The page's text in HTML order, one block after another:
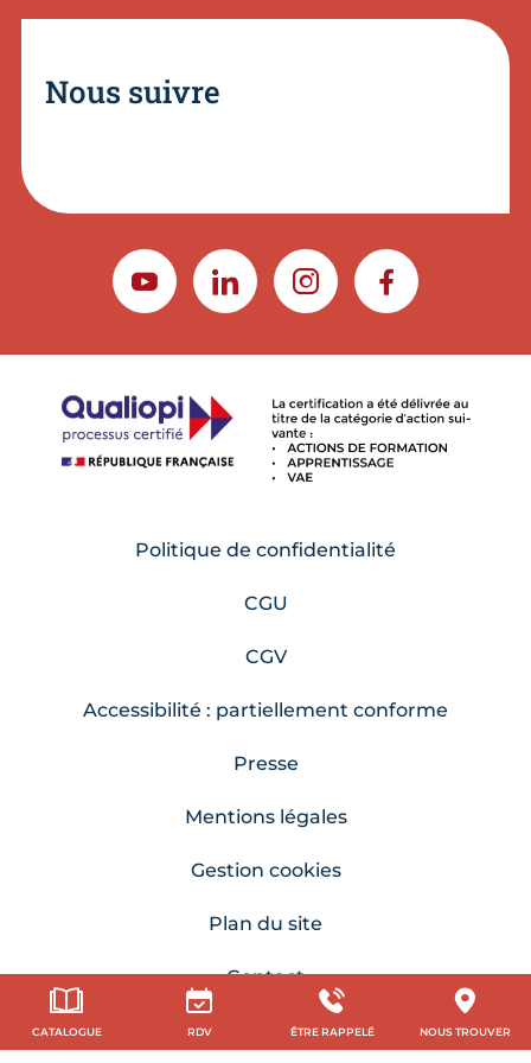
CATALOGUE RDV ÊTRE RAPPELÉ NOUS TROUVER
Nous suivre
YOUTUBELINKEDININSTAGRAMFACEBOOK
Politique de confidentialité
CGU
CGV
Accessibilité : partiellement conforme
Presse
Mentions légales
Gestion cookies
Plan du site
Contact